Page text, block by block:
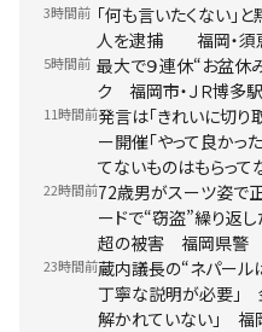
3時間前 「何も言いたくない
人を逮捕 福岡・須
5時間前 最大で９連休“お盆
ク 福岡市・ＪＲ博多駅
11時間前発言は「きれいに切
ー開催「やって良かっ
てないものはもらって
22時間前72歳男がスーツ姿で
ードで“窃盗”繰り返
超の被害 福岡県警
23時間前蔵内議長の“ネパール
丁寧な説明が必要」
解かれていない」 福